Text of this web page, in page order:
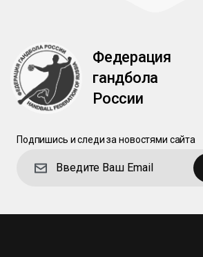
Федерация
гандбола
России
Подпишись и следи за новостями сайта